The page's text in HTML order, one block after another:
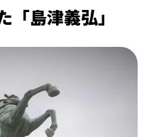
島津義弘」